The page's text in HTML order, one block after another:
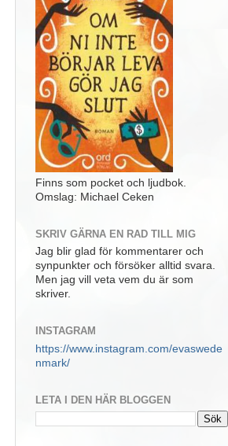
Finns som pocket och ljudbok.
Omslag: Michael Ceken
SKRIV GÄRNA EN RAD TILL MIG
Jag blir glad för kommentarer och
synpunkter och försöker alltid svara.
Men jag vill veta vem du är som
skriver.
INSTAGRAM
https://www.instagram.com/evaswede
nmark/
LETA I DEN HÄR BLOGGEN